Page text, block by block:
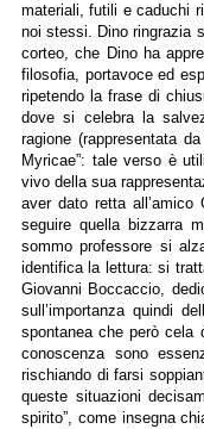
materiali, futili e caduchi
noi stessi. Dino ringrazia
corteo, che Dino ha
filosofia, portavoce ed
ripetendo la frase di
dove si celebra la
ragione (rappresentata
Myricae”: tale verso è
vivo della sua
aver dato retta
seguire quella bizzarra
sommo professore si
identifica la lettura: si
Giovanni Boccaccio,
sull’importanza quindi
spontanea che però cela
conoscenza sono
rischiando di farsi
queste situazioni
spirito”, come insegna